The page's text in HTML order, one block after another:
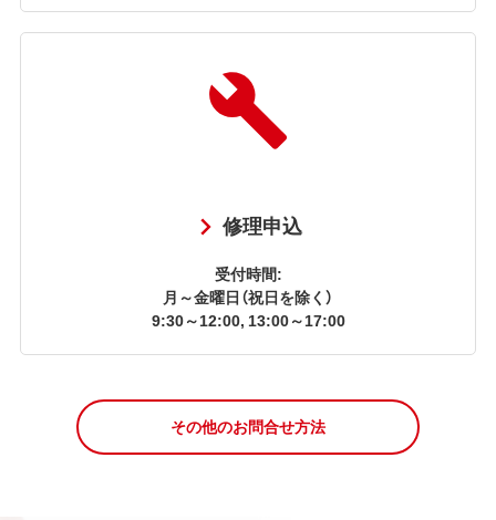
修理申込
受付時間:
月～金曜日（祝日を除く）
9:30～12:00, 13:00～17:00
その他のお問合せ方法